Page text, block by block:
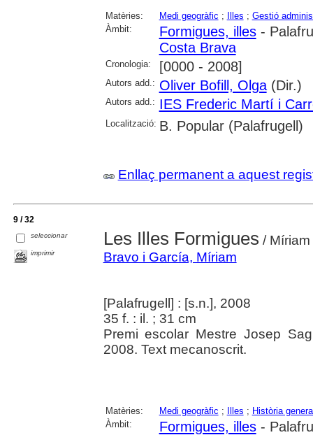
Matèries: Medi geogràfic ; Illes ; Gestió
Àmbit:
Formigues, illes-
Costa Brava
Cronologia: [0000 - 2008]
Autors add.: Oliver Bofill, Olga(Dir.)
Autors add.: IES Frederic Martí i
Localització: B. Popular (Palafrugell)
Enllaç permanent a aquest
9 / 32
seleccionar
imprimir
Les Illes Formigues /
Bravo i García, Míriam
[Palafrugell] : [s.n.], 2008
35 f. : il. ; 31 cm
Premi escolar Mestre Josep
2008. Text mecanoscrit.
Matèries: Medi geogràfic ; Illes ; Història
Àmbit:
Formigues, illes-